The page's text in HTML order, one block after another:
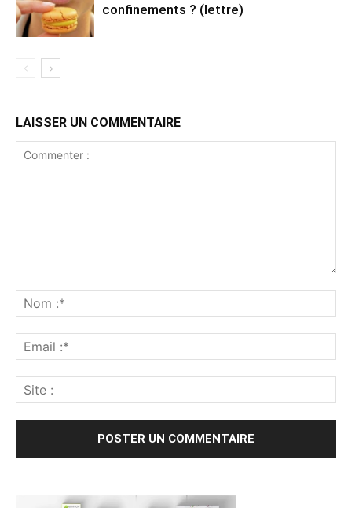
confinements ? (lettre)
LAISSER UN COMMENTAIRE